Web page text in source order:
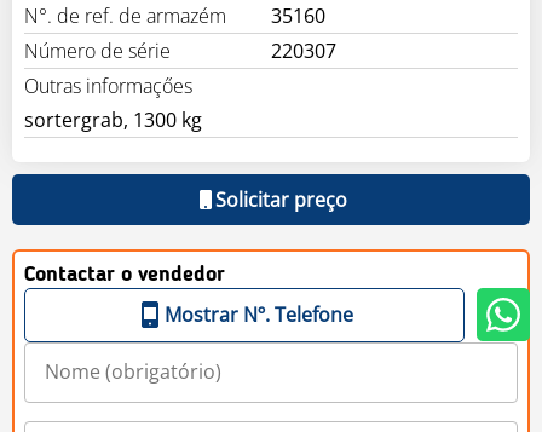
N°. de ref. de armazém
35160
Número de série
220307
Outras informaçőes
sortergrab, 1300 kg
Solicitar preço
Contactar o vendedor
Mostrar Nº. Telefone